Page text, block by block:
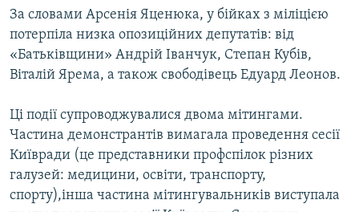
За словами Арсенія Яценюка, у бійках з міліцією
потерпіла низка опозиційних депутатів: від
«Батьківщини» Андрій Іванчук, Степан Кубів,
Віталій Ярема, а також свободівець Едуард Леонов.
Ці події супроводжувалися двома мітингами.
Частина демонстрантів вимагала проведення сесії
Київради (це представники профспілок різних
галузей: медицини, освіти, транспорту,
спорту),інша частина мітингувальників виступала